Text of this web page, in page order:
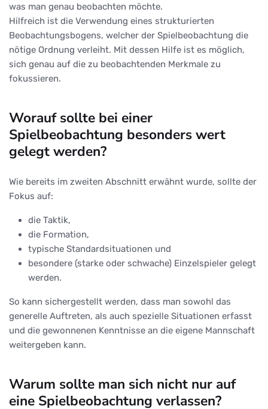
was man genau beobachten möchte.
Hilfreich ist die Verwendung eines strukturierten
Beobachtungsbogens, welcher der Spielbeobachtung die
nötige Ordnung verleiht. Mit dessen Hilfe ist es möglich,
sich genau auf die zu beobachtenden Merkmale zu
fokussieren.
Worauf sollte bei einer
Spielbeobachtung besonders wert
gelegt werden?
Wie bereits im zweiten Abschnitt erwähnt wurde, sollte der
Fokus auf:
die Taktik,
die Formation,
typische Standardsituationen und
besondere (starke oder schwache) Einzelspieler gelegt
werden.
So kann sichergestellt werden, dass man sowohl das
generelle Auftreten, als auch spezielle Situationen erfasst
und die gewonnenen Kenntnisse an die eigene Mannschaft
weitergeben kann.
Warum sollte man sich nicht nur auf
eine Spielbeobachtung verlassen?